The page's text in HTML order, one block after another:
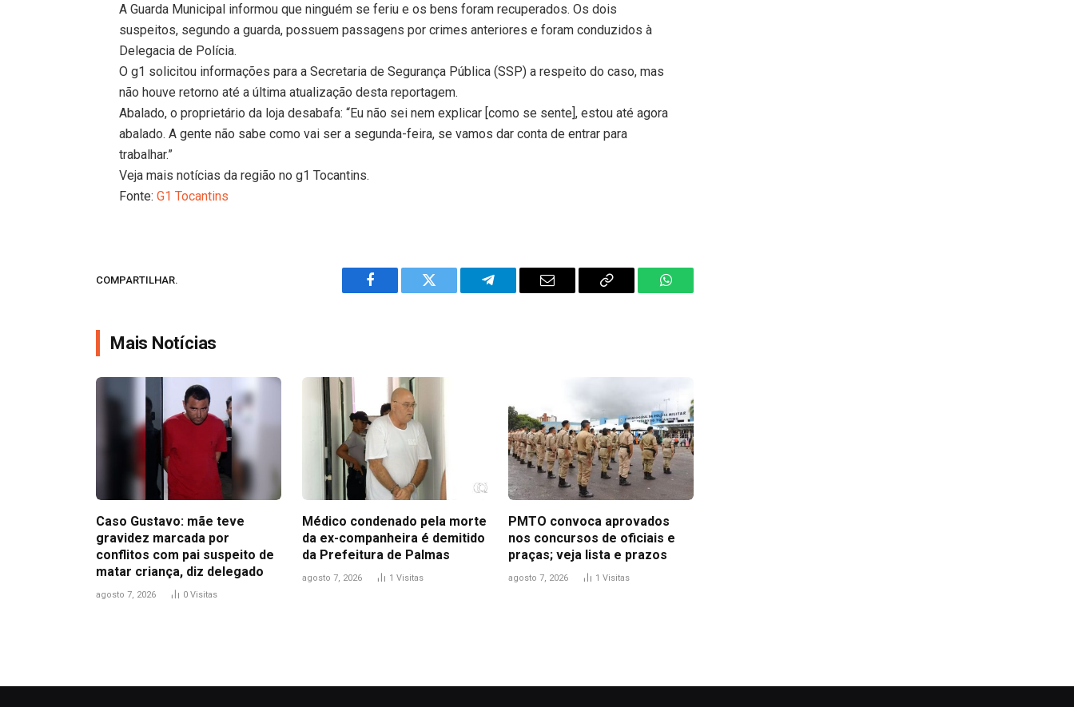
A Guarda Municipal informou que ninguém se feriu e os bens foram recuperados. Os dois
suspeitos, segundo a guarda, possuem passagens por crimes anteriores e foram conduzidos à
Delegacia de Polícia.
O g1 solicitou informações para a Secretaria de Segurança Pública (SSP) a respeito do caso, mas
não houve retorno até a última atualização desta reportagem.
Abalado, o proprietário da loja desabafa: “Eu não sei nem explicar [como se sente], estou até agora
abalado. A gente não sabe como vai ser a segunda-feira, se vamos dar conta de entrar para
trabalhar.”
Veja mais notícias da região no g1 Tocantins.
Fonte:G1 Tocantins
COMPARTILHAR.
Facebook Twitter Telegram Email
Copy
WhatsApp
Mais Notícias
Caso Gustavo: mãe teve
gravidez marcada por
conflitos com pai suspeito de
matar criança, diz delegado
agosto 7, 2026 0 Visitas
Médico condenado pela morte
da ex-companheira é demitido
da Prefeitura de Palmas
agosto 7, 2026 1 Visitas
PMTO convoca aprovados
nos concursos de oficiais e
praças; veja lista e prazos
agosto 7, 2026 1 Visitas